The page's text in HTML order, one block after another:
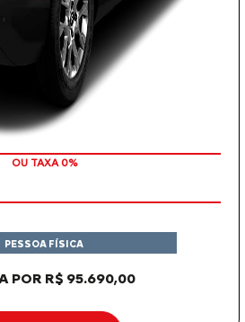
USADO NA TROCA
POR R$ 95.690,00
PESSOA FÍSICA